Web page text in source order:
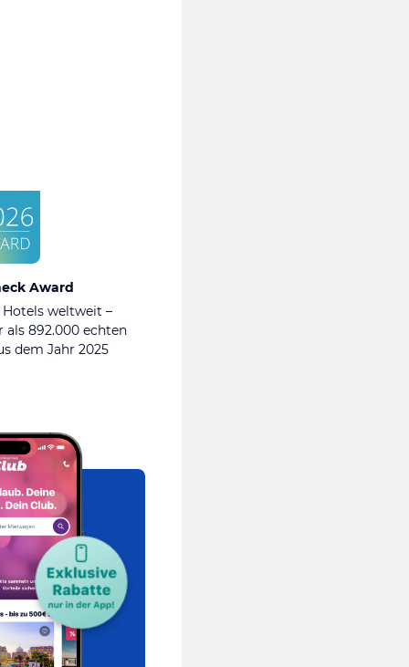
Award
weltweit –
als 892.000 echten
dem Jahr 2025